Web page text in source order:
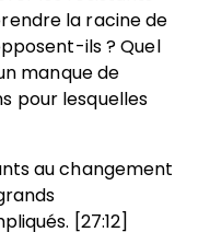
la racine de
ils ? Quel
manque de
pour lesquelles
au changement
[27:12]